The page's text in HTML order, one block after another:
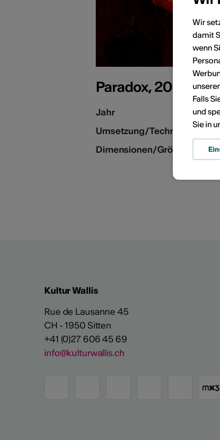
Paradox, 2009
Jahr
Umsetzung/Technik
Dimensionen/Grösse
Kultur Wallis
Rue de Lausanne 45
CH - 1950 Sitten
+41 (0)27 606 45 69
info@kulturwallis.ch
Wir
damit
wenn
Falls
und
Sie in